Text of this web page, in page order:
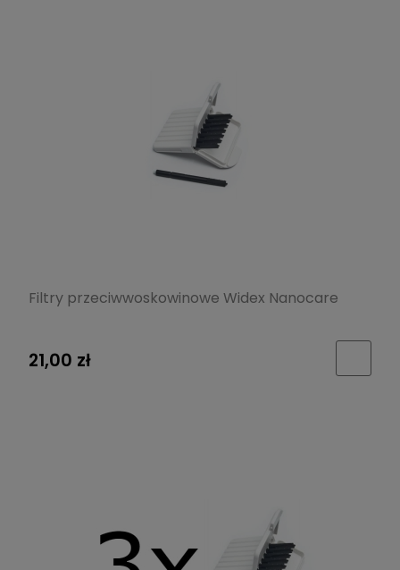
Filtry przeciwwoskowinowe Widex Nanocare
21,00 zł